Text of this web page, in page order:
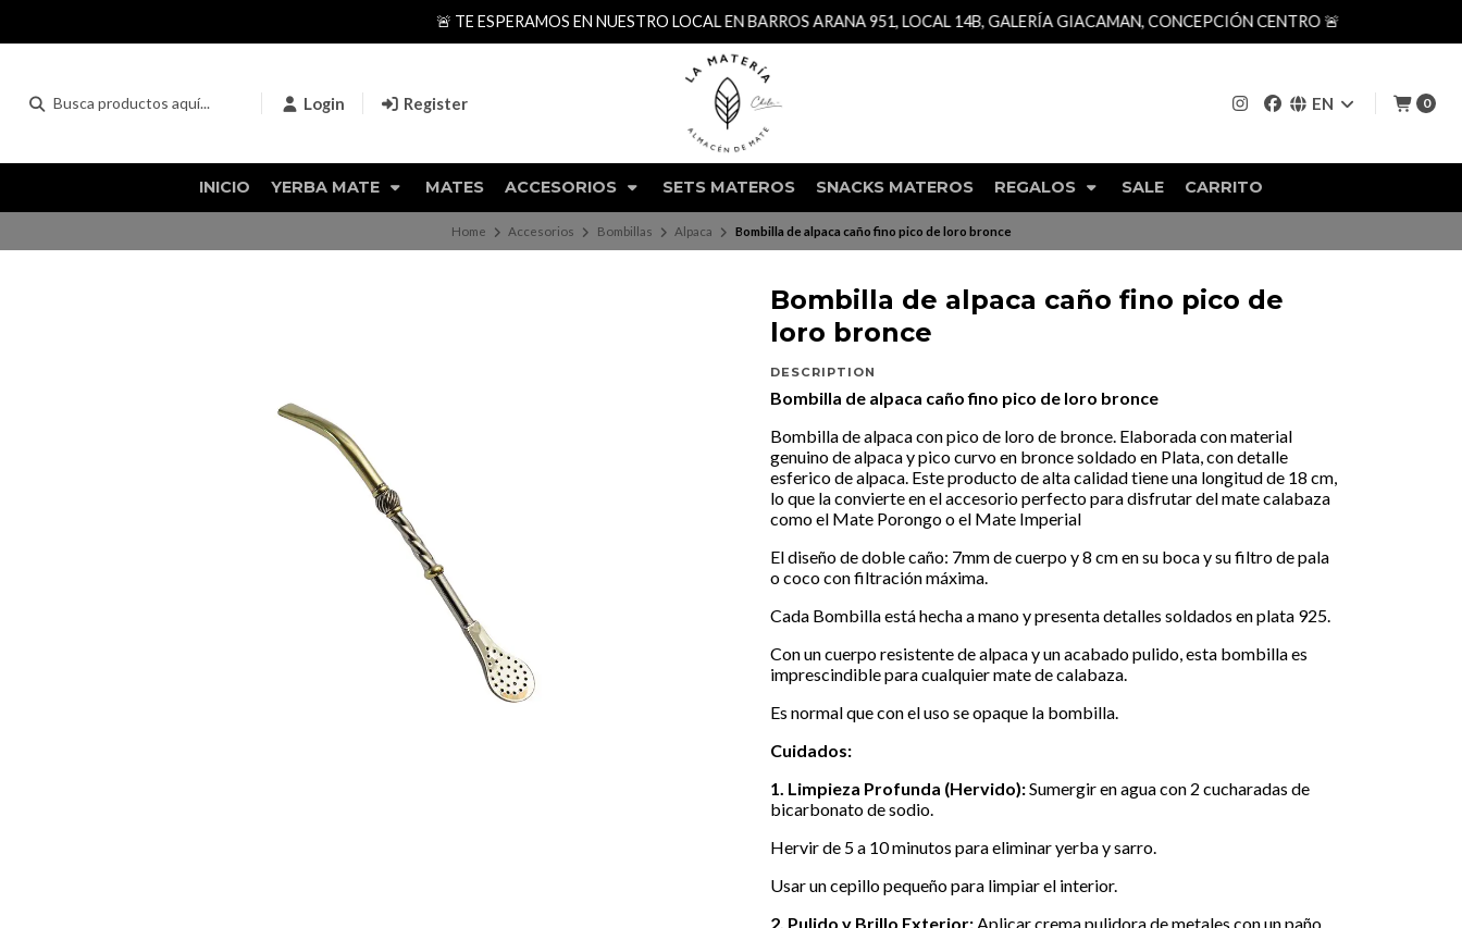
Login Register EN 0
INICIO YERBA MATE MATES ACCESORIOS SETS MATEROS SNACKS MATEROS REGALOS SALE CARRITO
🚨 TE ESPERAMOS EN NUESTRO LOCAL EN BARROS ARANA 951, LOCAL 14B, GALERÍA GIACAMAN, CONCEPCIÓN CENTRO 🚨
Home Accesorios Bombillas Alpaca Bombilla de alpaca caño fino pico de loro bronce
Bombilla de alpaca caño fino pico de
loro bronce
DESCRIPTION
Bombilla de alpaca caño fino pico de loro bronce
Bombilla de alpaca con pico de loro de bronce. Elaborada con material
genuino de alpaca y pico curvo en bronce soldado en Plata, con detalle
esferico de alpaca. Este producto de alta calidad tiene una longitud de 18 cm,
lo que la convierte en el accesorio perfecto para disfrutar del mate calabaza
como el Mate Porongo o el Mate Imperial
El diseño de doble caño: 7mm de cuerpo y 8 cm en su boca y su filtro de pala
o coco con filtración máxima.
Cada Bombilla está hecha a mano y presenta detalles soldados en plata 925.
Con un cuerpo resistente de alpaca y un acabado pulido, esta bombilla es
imprescindible para cualquier mate de calabaza.
Es normal que con el uso se opaque la bombilla.
Cuidados:
1. Limpieza Profunda (Hervido):Sumergir en agua con 2 cucharadas de
bicarbonato de sodio.
Hervir de 5 a 10 minutos para eliminar yerba y sarro.
Usar un cepillo pequeño para limpiar el interior.
2. Pulido y Brillo Exterior:Aplicar crema pulidora de metales con un paño